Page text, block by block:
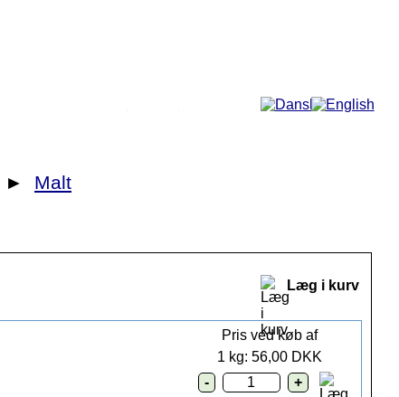
► Malt
Læg i kurv
Pris ved køb af
1 kg: 56,00 DKK